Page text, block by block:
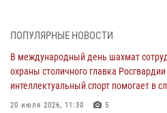
матче в Москве обеспечила
06 августа 2026, 08:30
Столичные росгвардейцы задержали
ПОПУЛЯРНЫЕ НОВОСТИ
В международный день шахмат
охраны столичного главка
интеллектуальный спорт помогает в
20 июля 2026, 11:30 5